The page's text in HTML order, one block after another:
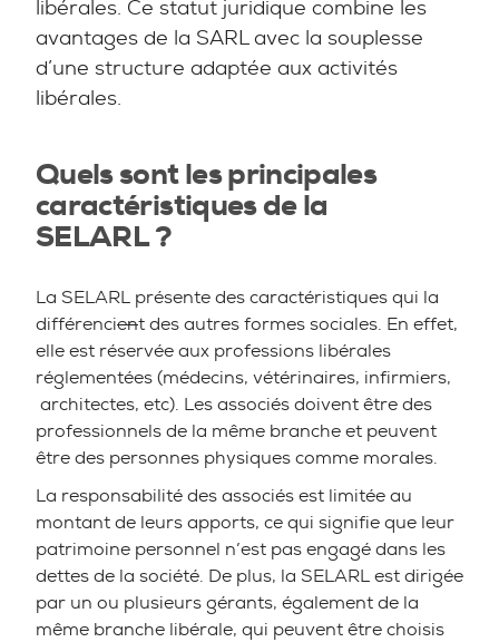
libérales. Ce statut juridique combine les
avantages de la SARL avec la souplesse
d’une structure adaptée aux activités
libérales.
Quels sont les principales
caractéristiques de la
SELARL ?
La SELARL présente des caractéristiques qui la
différencient des autres formes sociales. En effet,
elle est réservée aux professions libérales
réglementées (médecins, vétérinaires, infirmiers,
architectes, etc). Les associés doivent être des
professionnels de la même branche et peuvent
être des personnes physiques comme morales.
La responsabilité des associés est limitée au
montant de leurs apports, ce qui signifie que leur
patrimoine personnel n’est pas engagé dans les
dettes de la société. De plus, la SELARL est dirigée
par un ou plusieurs gérants, également de la
même branche libérale, qui peuvent être choisis